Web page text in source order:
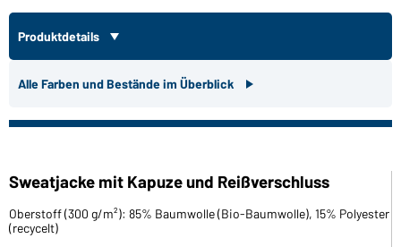
Produktdetails
Alle Farben und Bestände im Überblick
Sweatjacke mit Kapuze und Reißverschluss
Oberstoff (300 g/m²): 85% Baumwolle (Bio-Baumwolle), 15% Polyester
(recycelt)